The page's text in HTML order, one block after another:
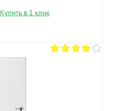
Купить в 1 клик